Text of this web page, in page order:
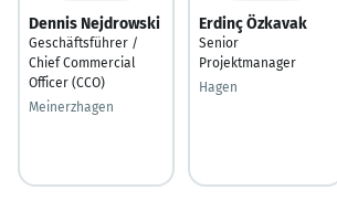
Dennis Nejdrowski
Geschäftsführer /
Chief Commercial
Officer (CCO)
Meinerzhagen
Erdinç Özkavak
Senior
Projektmanager
Hagen